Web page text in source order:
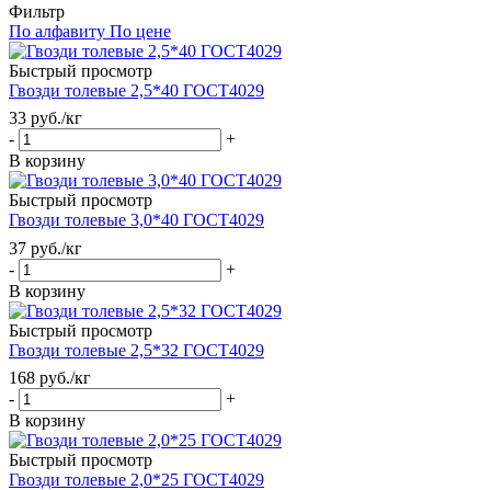
Фильтр
По алфавиту По цене
Быстрый просмотр
Гвозди толевые 2,5*40 ГОСТ4029
33 руб./кг
-
+
В корзину
Быстрый просмотр
Гвозди толевые 3,0*40 ГОСТ4029
37 руб./кг
-
+
В корзину
Быстрый просмотр
Гвозди толевые 2,5*32 ГОСТ4029
168 руб./кг
-
+
В корзину
Быстрый просмотр
Гвозди толевые 2,0*25 ГОСТ4029